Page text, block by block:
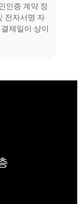
인증 계약 정
전자서명 자
제일이 상이